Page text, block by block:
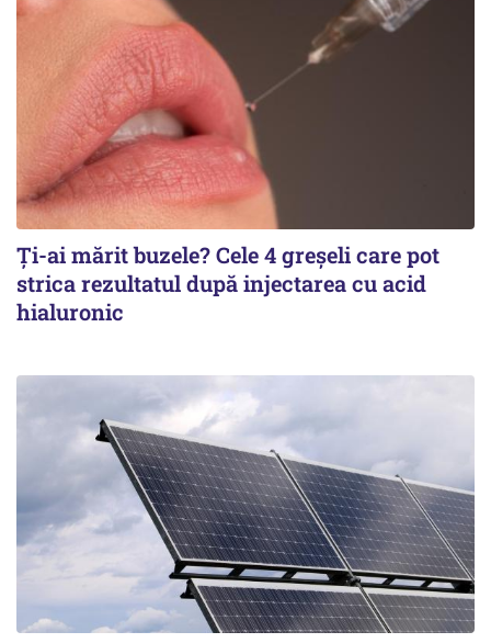
Ți-ai mărit buzele? Cele 4 greșeli care pot
strica rezultatul după injectarea cu acid
hialuronic